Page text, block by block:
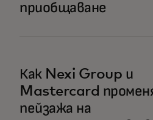
приобщаване
Как Nexi Group и
Mastercard
пейзажа на